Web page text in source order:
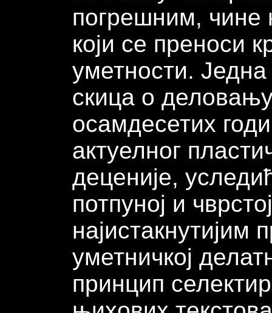
погрешним, чине
који се преноси
уметности.
скица о
осамдесетих
актуелног
деценије,
потпуној и
уметничкој
принцип